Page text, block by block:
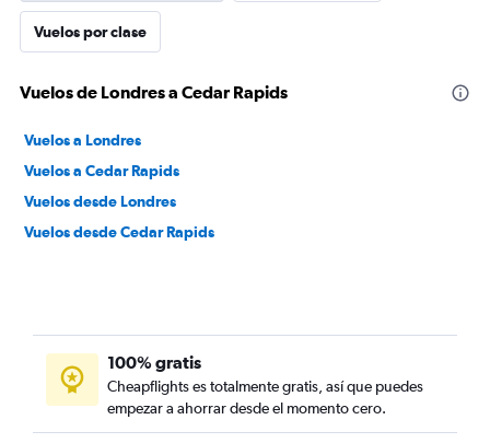
Vuelos por clase
Vuelos de Londres a Cedar Rapids
Vuelos a Londres
Vuelos a Cedar Rapids
Vuelos desde Londres
Vuelos desde Cedar Rapids
100% gratis
Cheapflights es totalmente gratis, así que puedes
empezar a ahorrar desde el momento cero.